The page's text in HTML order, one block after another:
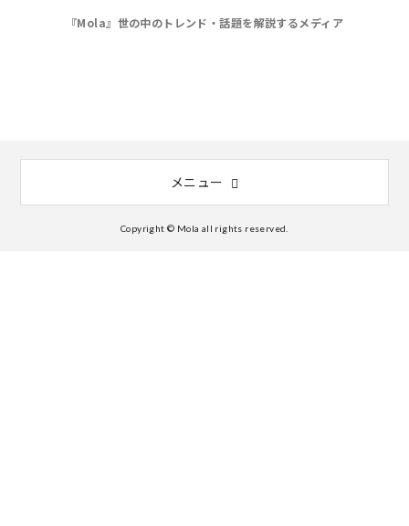
『Mola』世の中のトレンド・話題を解説するメディア
メニュー
Copyright © Mola all rights reserved.